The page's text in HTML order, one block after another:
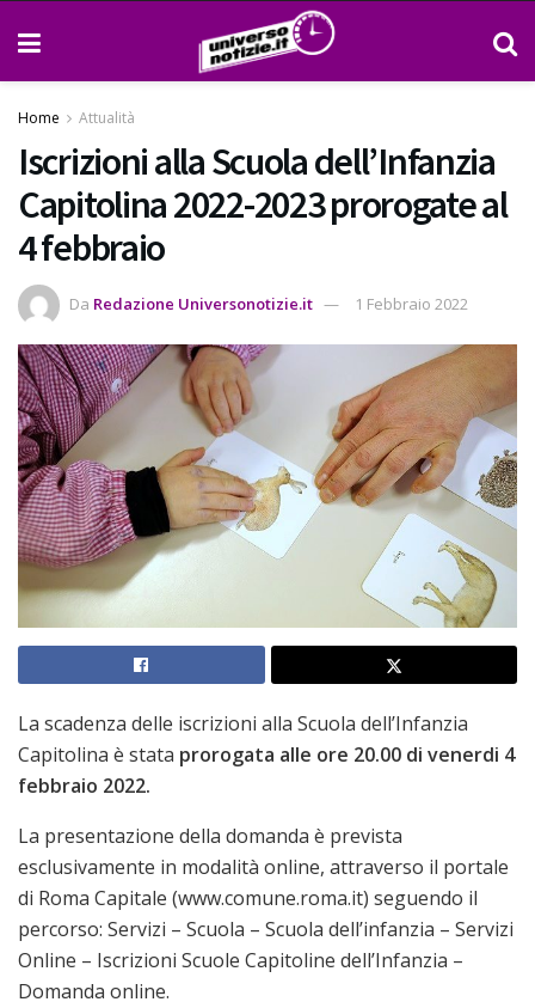
Home Attualità
Iscrizioni alla Scuola dell’Infanzia
Capitolina 2022-2023 prorogate al
4 febbraio
Da Redazione Universonotizie.it 1 Febbraio 2022
La scadenza delle iscrizioni alla Scuola dell’Infanzia
Capitolina è stata prorogata alle ore 20.00 di venerdi 4
febbraio 2022.
La presentazione della domanda è prevista
esclusivamente in modalità online, attraverso il portale
di Roma Capitale (www.comune.roma.it) seguendo il
percorso: Servizi – Scuola – Scuola dell’infanzia – Servizi
Online – Iscrizioni Scuole Capitoline dell’Infanzia –
Domanda online.